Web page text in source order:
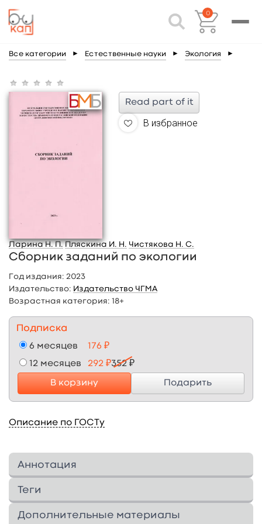
0
Все категории ► Естественные науки ► Экология ►
Read part of it
В избранное
Ларина Н. П. Пляскина И. Н. Чистякова Н. С.
Сборник заданий по экологии
Год издания: 2023
Издательство: Издательство ЧГМА
Возрастная категория: 18+
Подписка
6 месяцев 176 ₽
12 месяцев 292 ₽352 ₽
В корзину Подарить
Описание по ГОСТу
Аннотация
Сборник заданий по экологии составлен в
средних общеобразовательных школ.
Теги
Дополнительные материалы